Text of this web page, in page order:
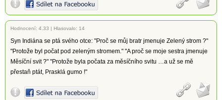
Hodnocení: 4.33 | Hlasovalo: 14
Syn Indiána se ptá svého otce: "Proč se můj bratr jmenuje Zelený strom ?"
"Protože byl počat pod zeleným stromem." "A proč se moje sestra jmenuje
Měsíční svit ?" "Protože byla počata za měsíčního svitu …a už se mě
přestaň ptát, Prasklá gumo !"